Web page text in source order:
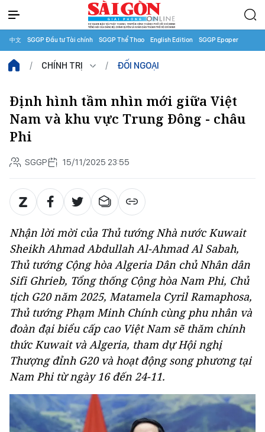
中文 SGGP Đầu tư Tài chính SGGP Thể Thao English Edition SGGP Epaper
CHÍNH TRỊ ĐỐI NGOẠI
Định hình tầm nhìn mới giữa Việt
Nam và khu vực Trung Đông - châu
Phi
SGGP 15/11/2025 23:55
Nhận lời mời của Thủ tướng Nhà nước Kuwait
Sheikh Ahmad Abdullah Al-Ahmad Al Sabah,
Thủ tướng Cộng hòa Algeria Dân chủ Nhân dân
Sifi Ghrieb, Tổng thống Cộng hòa Nam Phi, Chủ
tịch G20 năm 2025, Matamela Cyril Ramaphosa,
Thủ tướng Phạm Minh Chính cùng phu nhân và
đoàn đại biểu cấp cao Việt Nam sẽ thăm chính
thức Kuwait và Algeria, tham dự Hội nghị
Thượng đỉnh G20 và hoạt động song phương tại
Nam Phi từ ngày 16 đến 24-11.